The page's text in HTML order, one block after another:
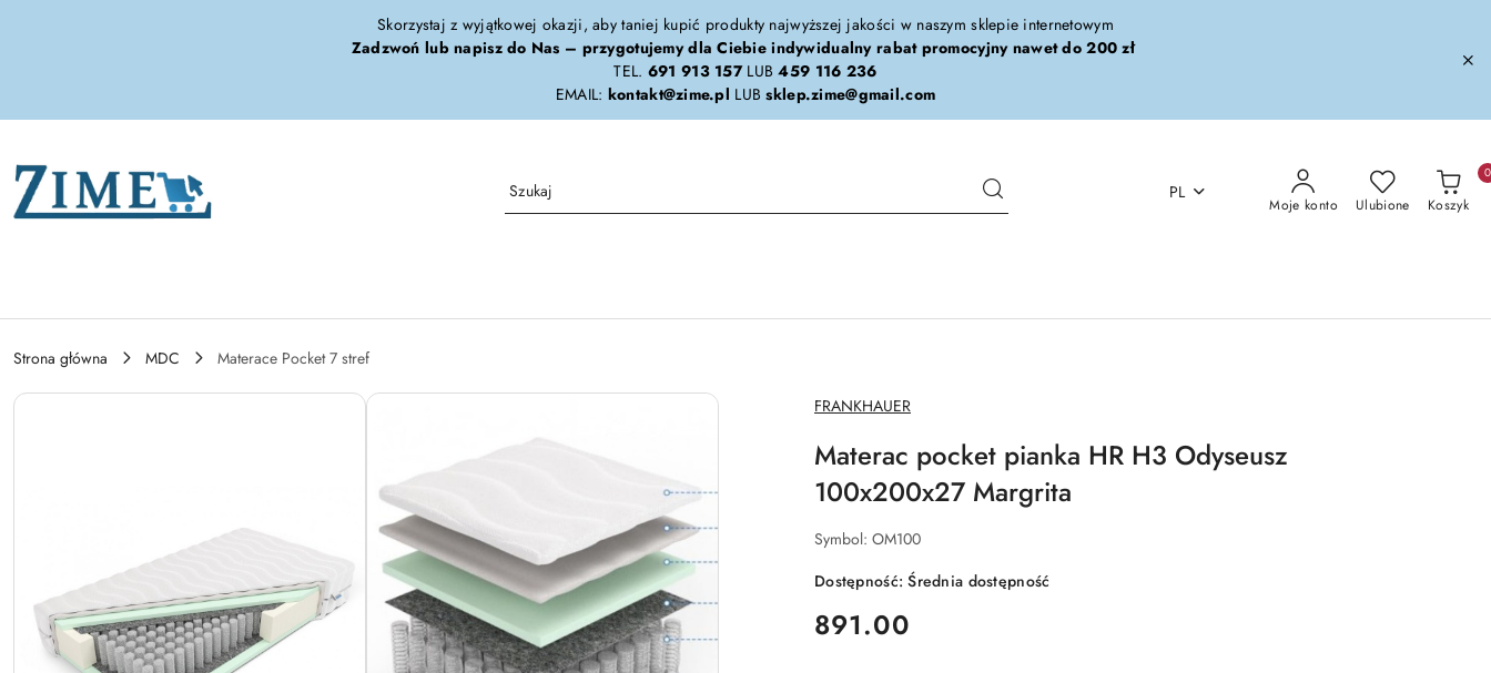
Skorzystaj z wyjątkowej okazji, aby taniej kupić produkty najwyższej jakości w naszym sklepie internetowym
Zadzwoń lub napisz do Nas – przygotujemy dla Ciebie indywidualny rabat promocyjny nawet do 200 zł
TEL. 691 913 157LUB459 116 236
EMAIL: kontakt@zime.pl LUBsklep.zime@gmail.com
PL
Moje konto Ulubione Koszyk
0
Strona główna MDC
Materace Pocket 7 stref
NAZWA
PRODUCENTA:
FRANKHAUER
Materac pocket pianka HR H3 Odyseusz
100x200x27 Margrita
Symbol: OM100
Dostępność:Średnia dostępność
cena:
891.00